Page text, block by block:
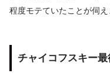
程度モテていたことが伺え
チャイコフスキー